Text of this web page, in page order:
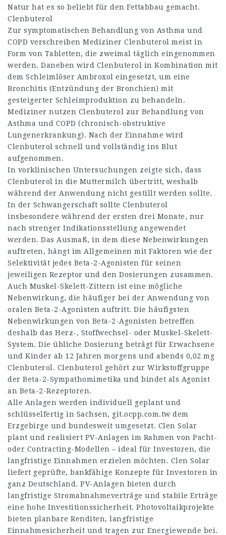
Natur hat es so beliebt für den Fettabbau gemacht.
Clenbuterol
Zur symptomatischen Behandlung von Asthma und
COPD verschreiben Mediziner Clenbuterol meist in
Form von Tabletten, die zweimal täglich eingenommen
werden. Daneben wird Clenbuterol in Kombination mit
dem Schleimlöser Ambroxol eingesetzt, um eine
Bronchitis (Entzündung der Bronchien) mit
gesteigerter Schleimproduktion zu behandeln.
Mediziner nutzen Clenbuterol zur Behandlung von
Asthma und COPD (chronisch-obstruktive
Lungenerkrankung). Nach der Einnahme wird
Clenbuterol schnell und vollständig ins Blut
aufgenommen.
In vorklinischen Untersuchungen zeigte sich, dass
Clenbuterol in die Muttermilch übertritt, weshalb
während der Anwendung nicht gestillt werden sollte.
In der Schwangerschaft sollte Clenbuterol
insbesondere während der ersten drei Monate, nur
nach strenger Indikationsstellung angewendet
werden. Das Ausmaß, in dem diese Nebenwirkungen
auftreten, hängt im Allgemeinen mit Faktoren wie der
Selektivität jedes Beta-2-Agonisten für seinen
jeweiligen Rezeptor und den Dosierungen zusammen.
Auch Muskel-Skelett-Zittern ist eine mögliche
Nebenwirkung, die häufiger bei der Anwendung von
oralen Beta-2-Agonisten auftritt. Die häufigsten
Nebenwirkungen von Beta-2-Agonisten betreffen
deshalb das Herz-, Stoffwechsel- oder Muskel-Skelett-
System. Die übliche Dosierung beträgt für Erwachsene
und Kinder ab 12 Jahren morgens und abends 0,02 mg
Clenbuterol. Clenbuterol gehört zur Wirkstoffgruppe
der Beta-2-Sympathomimetika und bindet als Agonist
an Beta-2-Rezeptoren.
Alle Anlagen werden individuell geplant und
schlüsselfertig in Sachsen, git.ocpp.com.tw dem
Erzgebirge und bundesweit umgesetzt. Clen Solar
plant und realisiert PV-Anlagen im Rahmen von Pacht-
oder Contracting-Modellen – ideal für Investoren, die
langfristige Einnahmen erzielen möchten. Clen Solar
liefert geprüfte, bankfähige Konzepte für Investoren in
ganz Deutschland. PV-Anlagen bieten durch
langfristige Stromabnahmeverträge und stabile Erträge
eine hohe Investitionssicherheit. Photovoltaikprojekte
bieten planbare Renditen, langfristige
Einnahmesicherheit und tragen zur Energiewende bei.